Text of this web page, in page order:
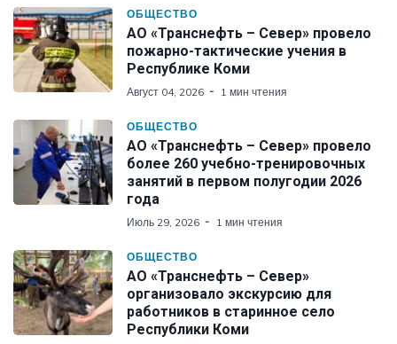
ОБЩЕСТВО
АО «Транснефть – Север» провело
пожарно-тактические учения в
Республике Коми
Август 04, 2026 1 мин чтения
ОБЩЕСТВО
АО «Транснефть – Север» провело
более 260 учебно-тренировочных
занятий в первом полугодии 2026
года
Июль 29, 2026 1 мин чтения
ОБЩЕСТВО
АО «Транснефть – Север»
организовало экскурсию для
работников в старинное село
Республики Коми